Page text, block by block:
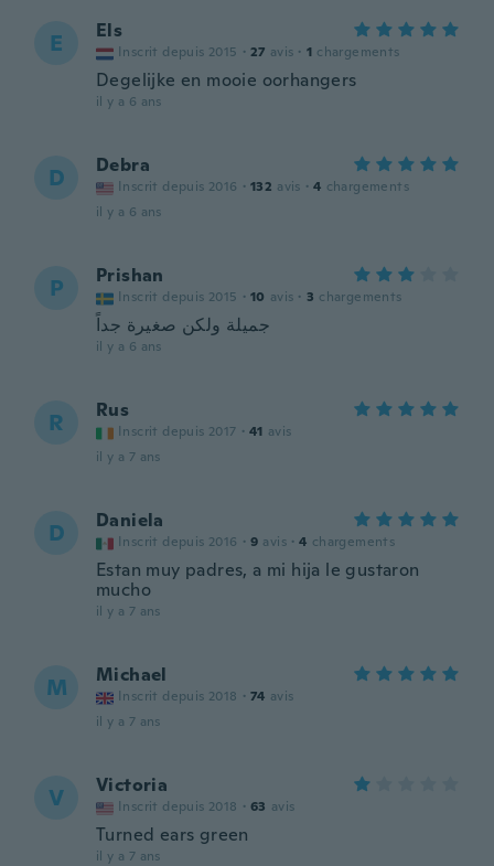
E Els
Inscrit depuis 2015 · 27 avis · 1 chargements
Degelijke en mooie oorhangers
il y a 6 ans
D Debra
Inscrit depuis 2016 · 132 avis · 4 chargements
il y a 6 ans
P Prishan
Inscrit depuis 2015 · 10 avis · 3 chargements
جميلة ولكن صغيرة جداً
il y a 6 ans
R Rus
Inscrit depuis 2017 · 41 avis
il y a 7 ans
D Daniela
Inscrit depuis 2016 · 9 avis · 4 chargements
Estan muy padres, a mi hija le gustaron
mucho
il y a 7 ans
M Michael
Inscrit depuis 2018 · 74 avis
il y a 7 ans
V Victoria
Inscrit depuis 2018 · 63 avis
Turned ears green
il y a 7 ans